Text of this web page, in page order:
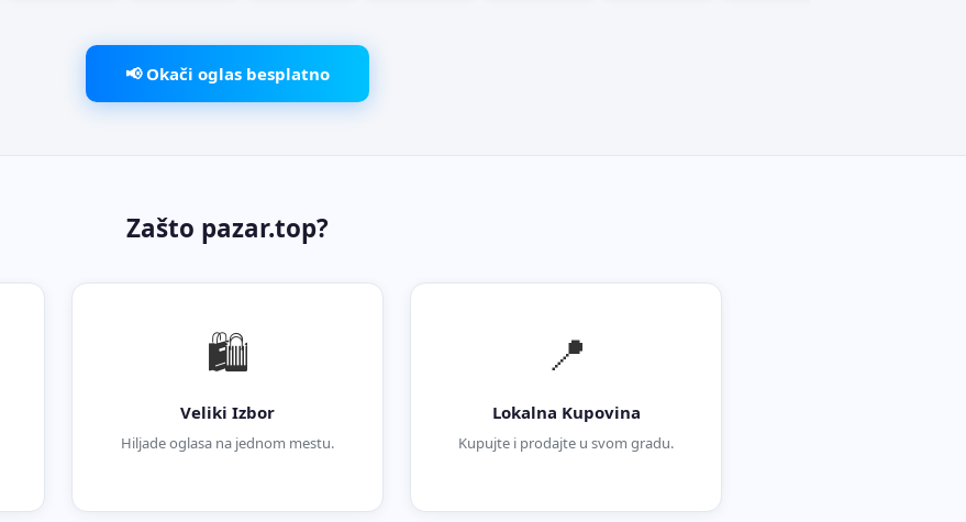
📢 Okači oglas besplatno
Zašto pazar.top?
🛍️
Veliki Izbor
Hiljade oglasa na jednom mestu.
📍
Lokalna Kupovina
Kupujte i prodajte u svom gradu.